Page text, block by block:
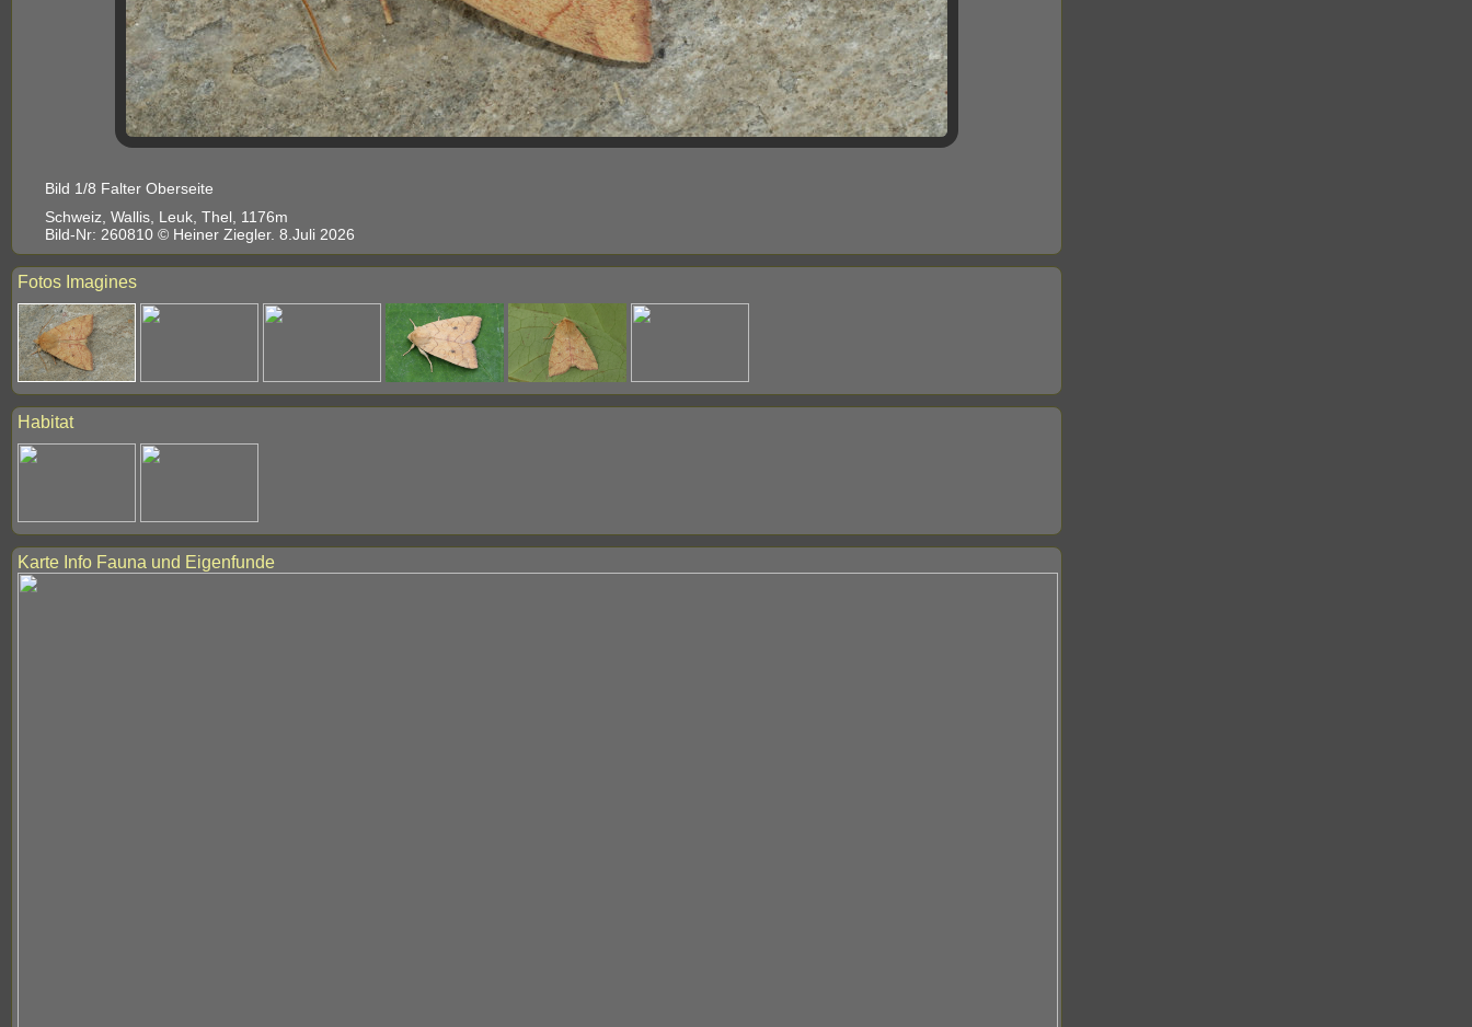
Bild 1/8 Falter Oberseite
Schweiz, Wallis, Leuk, Thel, 1176m
Bild-Nr: 260810 © Heiner Ziegler. 8.Juli 2026
Fotos Imagines
Habitat
Karte Info Fauna und Eigenfunde